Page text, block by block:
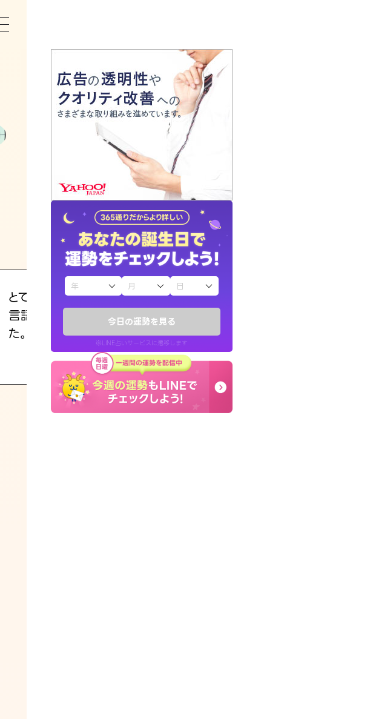
今日の運勢を見る
※LINE占いサービスに遷移します
トップ
ユーザーの声
占いの流れ
おすすめの占い師
よくある質問
えもじの子（占）12星座占い
お知らせ
とても的確で感じていた違和感を
言語化してくれたので腑に落ちまし
た。
30代 女性